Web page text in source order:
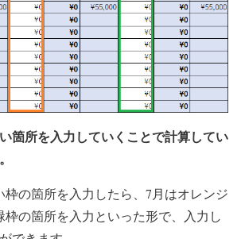
箇所を入力していくことで計算してい
枠の箇所を入力したら、7月はオレンジ
枠の箇所を入力といった形で、入力し